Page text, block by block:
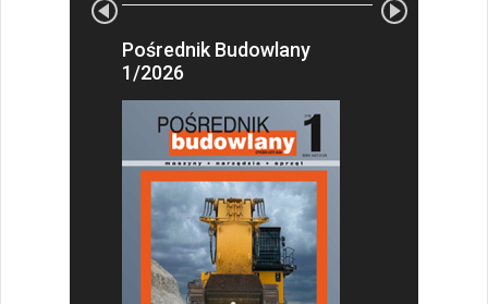
Pośrednik Budowlany
1/2026